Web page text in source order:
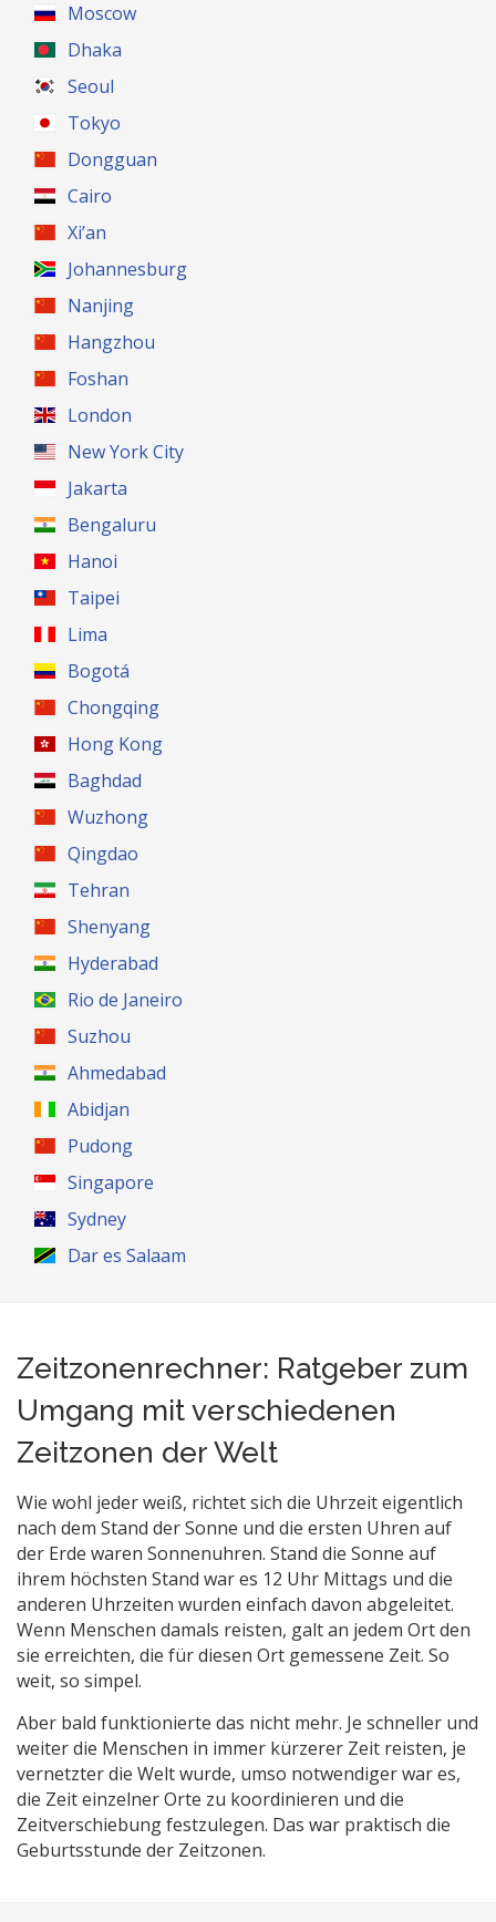
Moscow
Dhaka
Seoul
Tokyo
Dongguan
Cairo
Xi’an
Johannesburg
Nanjing
Hangzhou
Foshan
London
New York City
Jakarta
Bengaluru
Hanoi
Taipei
Lima
Bogotá
Chongqing
Hong Kong
Baghdad
Wuzhong
Qingdao
Tehran
Shenyang
Hyderabad
Rio de Janeiro
Suzhou
Ahmedabad
Abidjan
Pudong
Singapore
Sydney
Dar es Salaam
Zeitzonenrechner: Ratgeber zum
Umgang mit verschiedenen
Zeitzonen der Welt
Wie wohl jeder weiß, richtet sich die Uhrzeit eigentlich
nach dem Stand der Sonne und die ersten Uhren auf
der Erde waren Sonnenuhren. Stand die Sonne auf
ihrem höchsten Stand war es 12 Uhr Mittags und die
anderen Uhrzeiten wurden einfach davon abgeleitet.
Wenn Menschen damals reisten, galt an jedem Ort den
sie erreichten, die für diesen Ort gemessene Zeit. So
weit, so simpel.
Aber bald funktionierte das nicht mehr. Je schneller und
weiter die Menschen in immer kürzerer Zeit reisten, je
vernetzter die Welt wurde, umso notwendiger war es,
die Zeit einzelner Orte zu koordinieren und die
Zeitverschiebung festzulegen. Das war praktisch die
Geburtsstunde der Zeitzonen.